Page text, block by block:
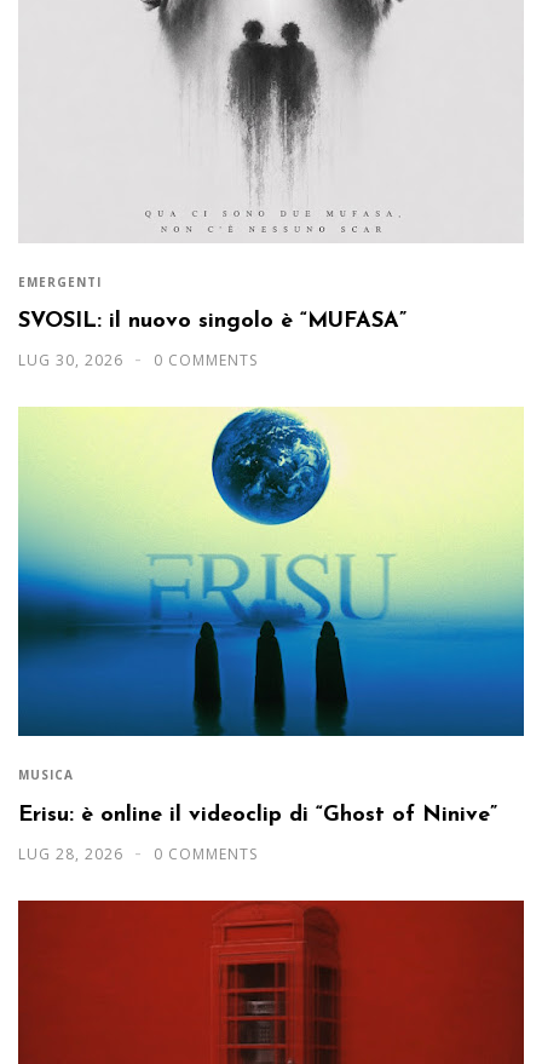
EMERGENTI
SVOSIL: il nuovo singolo è “MUFASA”
LUG 30, 2026 0 COMMENTS
MUSICA
Erisu: è online il videoclip di “Ghost of Ninive”
LUG 28, 2026 0 COMMENTS